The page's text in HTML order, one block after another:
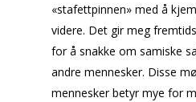
«stafettpinnen» med å
videre. Det gir meg
for å snakke om samiske
andre mennesker. Disse
mennesker betyr mye for